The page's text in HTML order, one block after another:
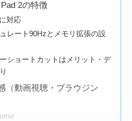
2の特徴
対応
レート90Hzとメモリ拡張の設
ショートカットはメリット・デ
（動画視聴・ブラウジン